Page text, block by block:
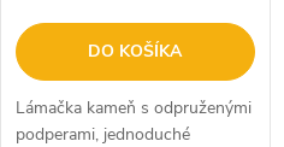
DO KOŠÍKA
Lámačka kameň s odpruženými
podperami, jednoduché